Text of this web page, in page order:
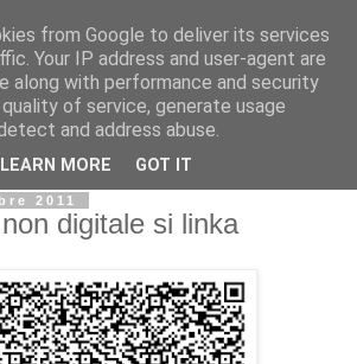
in
di Area delle arti per condividere
incontri
2011
digitale si linka
from Google to deliver its services
Your IP address and user-agent are
along with performance and security
of service, generate usage
and address abuse.
LEARN MORE GOT IT